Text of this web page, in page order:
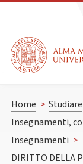
Home > Studiare
Insegnamenti,
Insegnamenti >
DIRITTO DELLA